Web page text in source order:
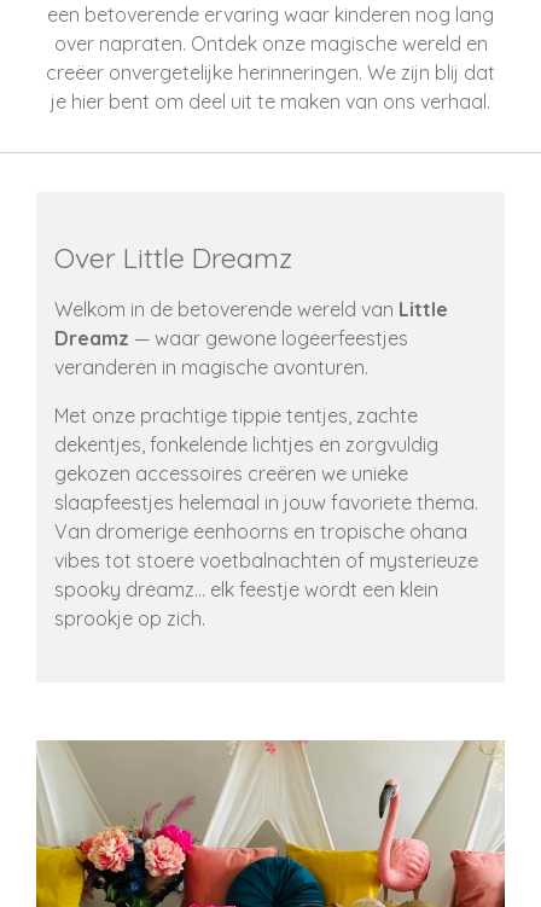
een betoverende ervaring waar kinderen nog lang
over napraten. Ontdek onze magische wereld en
creëer onvergetelijke herinneringen. We zijn blij dat
je hier bent om deel uit te maken van ons verhaal.
Over Little Dreamz
Welkom in de betoverende wereld van Little
Dreamz — waar gewone logeerfeestjes
veranderen in magische avonturen.
Met onze prachtige tippie tentjes, zachte
dekentjes, fonkelende lichtjes en zorgvuldig
gekozen accessoires creëren we unieke
slaapfeestjes helemaal in jouw favoriete thema.
Van dromerige eenhoorns en tropische ohana
vibes tot stoere voetbalnachten of mysterieuze
spooky dreamz… elk feestje wordt een klein
sprookje op zich.